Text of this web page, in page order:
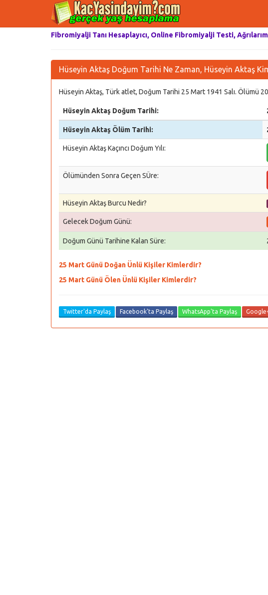
Fibromiyalji Tanı Hesaplayıcı, Online Fibromiyalji Testi,
Hüseyin Aktaş Doğum Tarihi Ne Zaman, Hüseyin Aktaş
Hüseyin Aktaş, Türk atlet, Doğum Tarihi 25 Mart 1941 Salı. Ölümü
Hüseyin Aktaş Doğum Tarihi:
Hüseyin Aktaş Ölüm Tarihi:
Hüseyin Aktaş Kaçıncı Doğum Yılı:
Ölümünden Sonra Geçen SÜre:
Hüseyin Aktaş Burcu Nedir?
Gelecek Doğum Günü:
Doğum Günü Tarihine Kalan Süre:
25 Mart Günü Doğan Ünlü Kişiler Kimlerdir?
25 Mart Günü Ölen Ünlü Kişiler Kimlerdir?
Twitter'da Paylaş Facebook'ta Paylaş WhatsApp'ta Paylaş